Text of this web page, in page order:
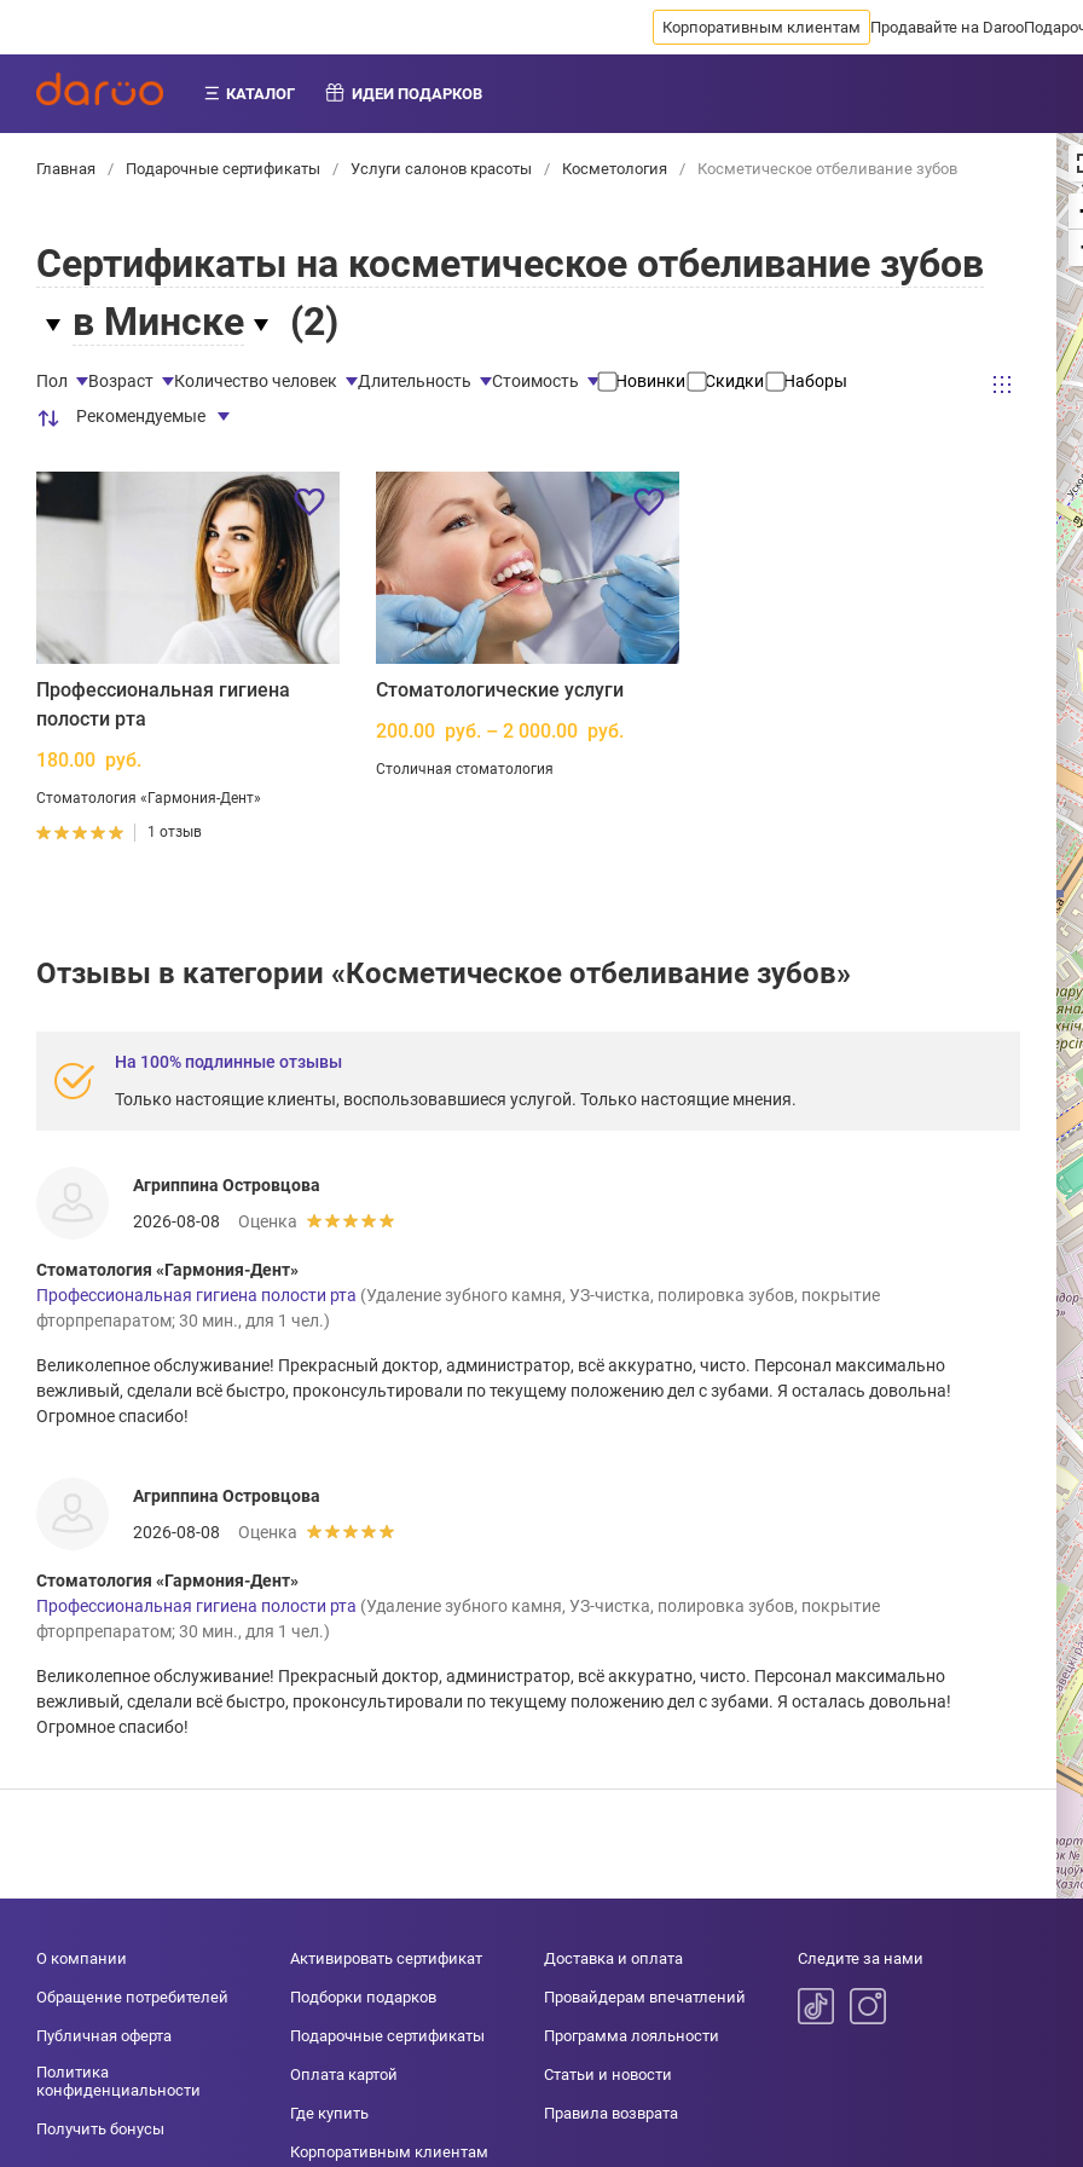
Корпоративным клиентам Продавайте на Daroo
КАТАЛОГ ИДЕИ ПОДАРКОВ
Главная / Подарочные сертификаты / Услуги салонов красоты / Косметология / Косметическое отбеливание зубов
Сертификаты на косметическое отбеливание зубов
в Минске
(2)
Пол Возраст Количество человек Длительность Стоимость Новинки Скидки
Наборы
Рекомендуемые
Профессиональная гигиена
полости рта
180.00 руб.
Стоматология «Гармония-Дент»
1 отзыв
Стоматологические услуги
200.00 руб. – 2 000.00 руб.
Столичная стоматология
Отзывы в категории «Косметическое отбеливание зубов»
На 100% подлинные отзывы
Только настоящие клиенты, воспользовавшиеся услугой. Только настоящие мнения.
Агриппина Островцова
2026-08-08
Оценка
Стоматология «Гармония-Дент»
Профессиональная гигиена полости рта (Удаление зубного камня, УЗ-чистка, полировка зубов, покрытие
фторпрепаратом; 30 мин., для 1 чел.)
Великолепное обслуживание! Прекрасный доктор, администратор, всё аккуратно, чисто. Персонал максимально
вежливый, сделали всё быстро, проконсультировали по текущему положению дел с зубами. Я осталась довольна!
Огромное спасибо!
Агриппина Островцова
2026-08-08
Оценка
Стоматология «Гармония-Дент»
Профессиональная гигиена полости рта (Удаление зубного камня, УЗ-чистка, полировка зубов, покрытие
фторпрепаратом; 30 мин., для 1 чел.)
Великолепное обслуживание! Прекрасный доктор, администратор, всё аккуратно, чисто. Персонал максимально
вежливый, сделали всё быстро, проконсультировали по текущему положению дел с зубами. Я осталась довольна!
Огромное спасибо!
О компании
Обращение потребителей
Публичная оферта
Политика
конфиденциальности
Получить бонусы
Активировать сертификат
Подборки подарков
Подарочные сертификаты
Оплата картой
Где купить
Корпоративным клиентам
Доставка и оплата
Провайдерам впечатлений
Программа лояльности
Статьи и новости
Правила возврата
Следите за нами